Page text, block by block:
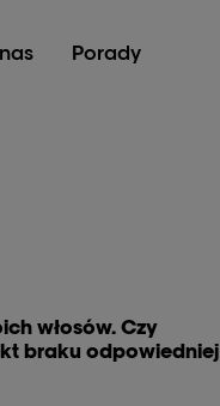
Porady
włosów. Czy
braku odpowiedniej